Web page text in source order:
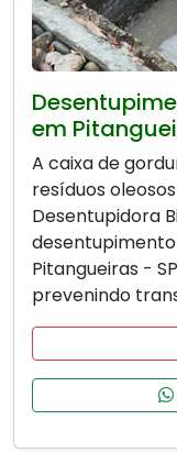
em
A caixa de
resíduos
Desentupidora
Pitangueiras -
prevenindo